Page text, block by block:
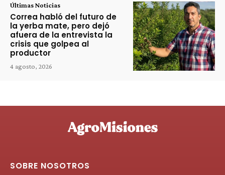
Últimas Noticias
Correa habló del futuro de
la yerba mate, pero dejó
afuera de la entrevista la
crisis que golpea al
productor
4 agosto, 2026
SOBRE NOSOTROS